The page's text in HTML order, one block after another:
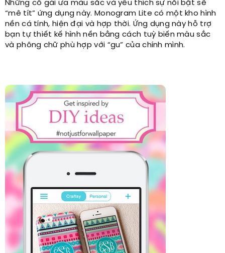
Những cô gái ưa màu sắc và yêu thích sự nổi bật sẽ
“mê tít” ứng dụng này. Monogram Lite có một kho hình
nền cá tính, hiện đại và hợp thời. Ứng dụng này hỗ trợ
bạn tự thiết kế hình nền bằng cách tuỳ biến màu sắc
và phông chữ phù hợp với “gu” của chính mình.